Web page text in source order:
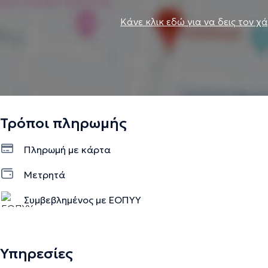
Κάνε κλικ εδώ για να δεις τον
Τρόποι πληρωμής
Πληρωμή με κάρτα
Μετρητά
Συμβεβλημένος με ΕΟΠΥΥ
Υπηρεσίες